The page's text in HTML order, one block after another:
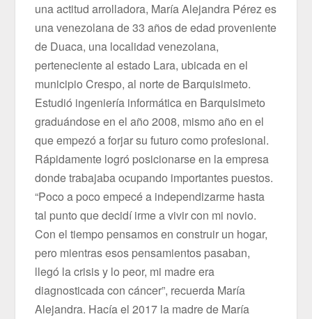
una actitud arrolladora, María Alejandra Pérez es
una venezolana de 33 años de edad proveniente
de Duaca, una localidad venezolana,
perteneciente al estado Lara, ubicada en el
municipio Crespo, al norte de Barquisimeto.
Estudió ingeniería informática en Barquisimeto
graduándose en el año 2008, mismo año en el
que empezó a forjar su futuro como profesional.
Rápidamente logró posicionarse en la empresa
donde trabajaba ocupando importantes puestos.
“Poco a poco empecé a independizarme hasta
tal punto que decidí irme a vivir con mi novio.
Con el tiempo pensamos en construir un hogar,
pero mientras esos pensamientos pasaban,
llegó la crisis y lo peor, mi madre era
diagnosticada con cáncer”, recuerda María
Alejandra. Hacía el 2017 la madre de María